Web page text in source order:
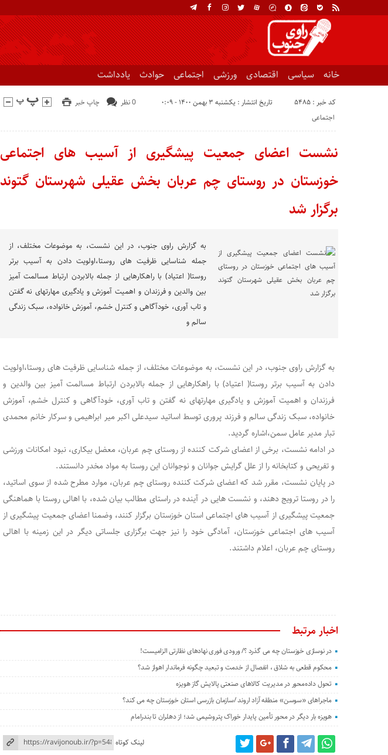
خانه سیاسی اقتصادی ورزشی اجتماعی حوادث یادداشت
کد خبر : 5485 تاریخ انتشار : یکشنبه ۳ بهمن ۱۴۰۰ - ۰:۰۹ چاپ خبر
0 نظر
اجتماعی
نشست اعضای جمعیت پیشگیری از آسیب های اجتماعی
خوزستان در روستای چم عربان بخش عقیلی شهرستان گتوند
برگزار شد
به گزارش راوی جنوب، در این نشست، به موضوعات مختلف، از
جمله شناسایی ظرفیت های روستا،اولویت دادن به آسیب برتر
روستا( اعتیاد) با راهکارهایی از جمله بالابردن ارتباط مسالمت آمیز
بین والدین و فرزندان و اهمیت آموزش و یادگیری مهارتهای نه گفتن
و تاب آوری، خودآگاهی و کنترل خشم، آموزش خانواده، سبک زندگی
سالم و
به گزارش راوی جنوب، در این نشست، به موضوعات مختلف، از جمله شناسایی ظرفیت های روستا،اولویت
دادن به آسیب برتر روستا( اعتیاد) با راهکارهایی از جمله بالابردن ارتباط مسالمت آمیز بین والدین و
فرزندان و اهمیت آموزش و یادگیری مهارتهای نه گفتن و تاب آوری، خودآگاهی و کنترل خشم، آموزش
خانواده، سبک زندگی سالم و فرزند پروری توسط اساتید سیدعلی اکبر میر ابراهیمی و سرکار خانم محمدی
تبار مدیر عامل سمن،اشاره گردید.
در ادامه نشست، برخی از اعضای شرکت کننده از روستای چم عربان، معضل بیکاری، نبود امکانات ورزشی
و تفریحی و کتابخانه را از علل گرایش جوانان و نوجوانان این روستا به مواد مخدر دانستند.
در پایان نشست، مقرر شد که اعضای شرکت کننده روستای چم عربان، موارد مطرح شده از سوی اساتید،
را در روستا ترویج دهند، و نشست هایی در آینده در راستای مطالب بیان شده، با اهالی روستا با هماهنگی
جمعیت پیشگیری از آسیب های اجتماعی استان خوزستان برگزار کنند، وضمنا اعضای جمعیت پیشگیری از
آسیب های اجتماعی خوزستان، آمادگی خود را نیز جهت برگزاری جلساتی دیگر در این زمینه با اهالی
روستای چم عربان، اعلام داشتند.
اخبار مرتبط
در نوسازی خوزستان چه می گذرد ؟/ ورودی فوری نهادهای نظارتی الزامیست!
محکوم قطعی به شلاق ، انفصال از خدمت و تبعید چگونه فرماندار اهواز شد؟
تحول داده‌محور در مدیریت کالاهای صنعتی پالایش گاز هویزه
ماجراهای «سوسن» منطقه آزاد اروند /سازمان بازرسی استان خوزستان چه می کند؟
هویزه بار دیگر در محور تأمین پایدار خوراک پتروشیمی شد؛ از دهلران تا بندرامام
لینک کوتاه